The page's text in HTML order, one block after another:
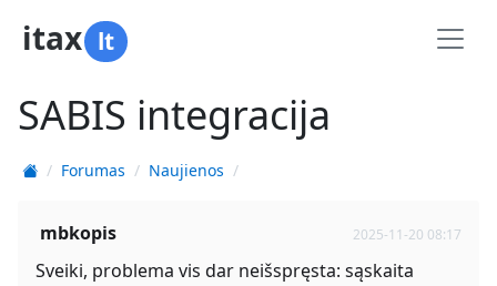
itax lt
SABIS integracija
Forumas Naujienos
mbkopis 2025-11-20 08:17
Sveiki, problema vis dar neišspręsta: sąskaita